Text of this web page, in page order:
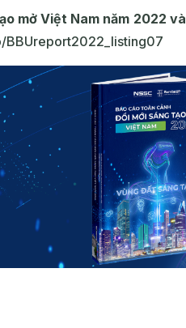
mở Việt Nam năm 2022 và
BBUreport2022_listing07